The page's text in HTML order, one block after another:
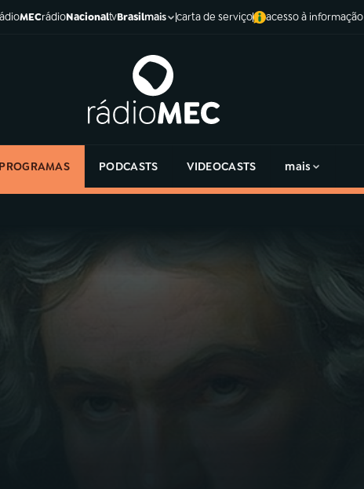
MECrádioNacionaltvBrasilmais carta de serviço acesso à informação
PROGRAMAS PODCASTS VIDEOCASTS mais